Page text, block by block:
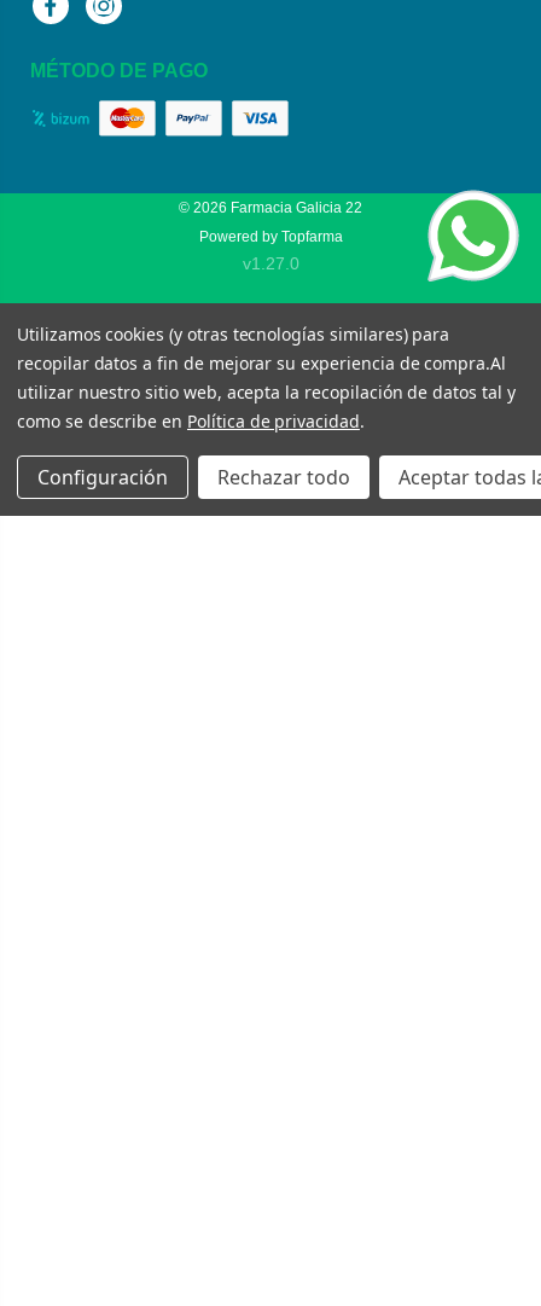
FacebookInstagram
MÉTODO DE PAGO
© 2026 Farmacia Galicia 22
Powered by Topfarma
v1.27.0
Utilizamos cookies (y otras tecnologías similares) para
recopilar datos a fin de mejorar su experiencia de compra.Al
utilizar nuestro sitio web, acepta la recopilación de datos tal y
como se describe en Política de privacidad.
Configuración Rechazar todo Aceptar todas